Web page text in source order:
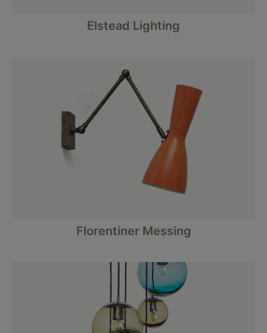
Elstead Lighting
Florentiner Messing